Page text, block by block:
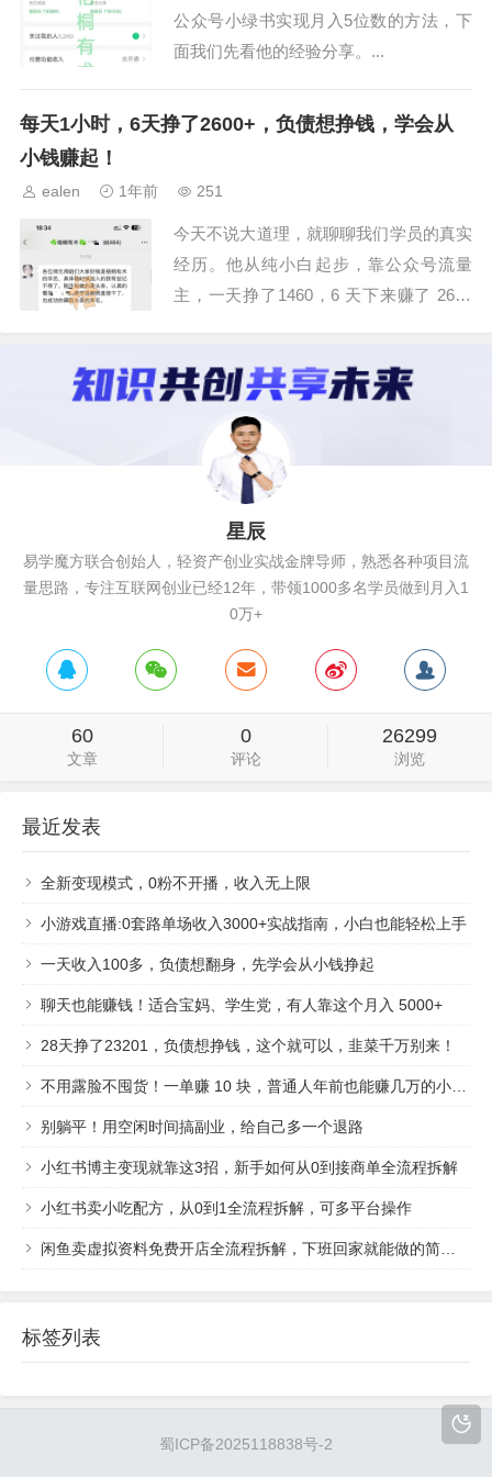
公众号小绿书实现月入5位数的方法，下
面我们先看他的经验分享。...
每天1小时，6天挣了2600+，负债想挣钱，学会从
小钱赚起！
ealen 1年前 251
今天不说大道理，就聊聊我们学员的真实
经历。他从纯小白起步，靠公众号流量
主，一天挣了1460，6 天下来赚了 2600
不少上班族的月薪了，让我们看看学员自
已的心得吧。...
星辰
易学魔方联合创始人，轻资产创业实战金牌导师，熟悉各种项目流
量思路，专注互联网创业已经12年，带领1000多名学员做到月入1
0万+
60
文章
0
评论
26299
浏览
最近发表
全新变现模式，0粉不开播，收入无上限
小游戏直播:0套路单场收入3000+实战指南，小白也能轻松上手
一天收入100多，负债想翻身，先学会从小钱挣起
聊天也能赚钱！适合宝妈、学生党，有人靠这个月入 5000+
28天挣了23201，负债想挣钱，这个就可以，韭菜千万别来！
不用露脸不囤货！一单赚 10 块，普通人年前也能赚几万的小生意
别躺平！用空闲时间搞副业，给自己多一个退路
小红书博主变现就靠这3招，新手如何从0到接商单全流程拆解
小红书卖小吃配方，从0到1全流程拆解，可多平台操作
闲鱼卖虚拟资料免费开店全流程拆解，下班回家就能做的简单副业项目
标签列表
蜀ICP备2025118838号-2